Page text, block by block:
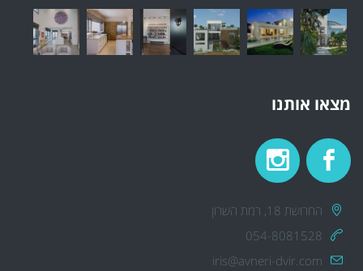
מצאו אותנו
החרושת 18, רמת השרון
054-8081528
iris@avneri-dvir.com